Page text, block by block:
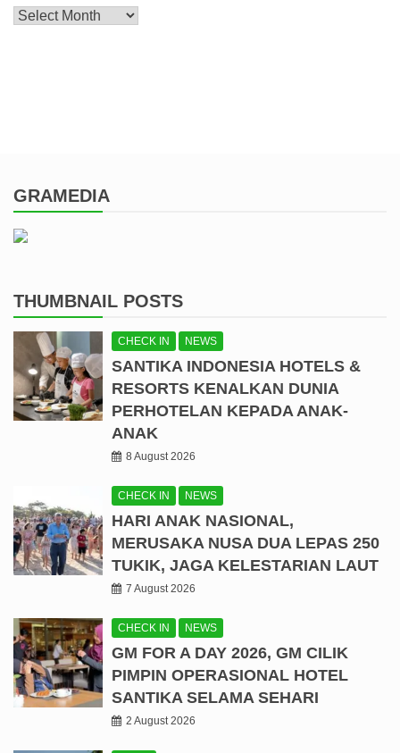
Archive
GRAMEDIA
THUMBNAIL POSTS
CHECK IN NEWS
SANTIKA INDONESIA HOTELS &
RESORTS KENALKAN DUNIA
PERHOTELAN KEPADA ANAK-
ANAK
8 August 2026
CHECK IN NEWS
HARI ANAK NASIONAL,
MERUSAKA NUSA DUA LEPAS 250
TUKIK, JAGA KELESTARIAN LAUT
7 August 2026
CHECK IN NEWS
GM FOR A DAY 2026, GM CILIK
PIMPIN OPERASIONAL HOTEL
SANTIKA SELAMA SEHARI
2 August 2026